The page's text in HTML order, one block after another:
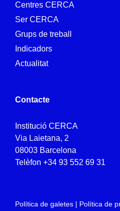
Centres CERCA
Ser CERCA
Grups de treball
Indicadors
Actualitat
Contacte
Institució CERCA
Via Laietana, 2
08003 Barcelona
Telèfon +34 93 552 69 31
Política de galetes | Política de